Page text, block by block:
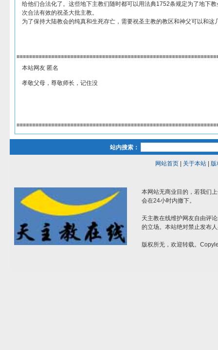
给他们合法化了。这些地下主教们随时都可以用法典1752条规定为了地下
次合法有效的祝圣大批主教。
为了保持大陆教会的纯真和生死存亡，需要祝圣主教的教区和神父可以和这
本站网友 匿名
孝敬父母，尊敬师长，记住没
站内搜索：
网站首页| 关于本站| 版
本网站无商业目的，若我们
会在24小时内撤下。
天主教在线维护网友自由评
的立场。本站绝对禁止发布
版权所无，欢迎转载。